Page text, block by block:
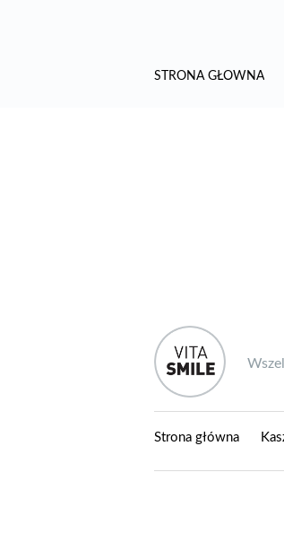
STRONA GŁÓWNA
Strona główna